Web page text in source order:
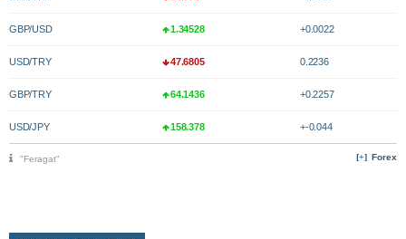
GBP/USD 1.34528 +0.0022
USD/TRY 47.6805 0.2236
GBP/TRY 64.1436 +0.2257
USD/JPY 158.378 +-0.044
Forex
"Feragat"